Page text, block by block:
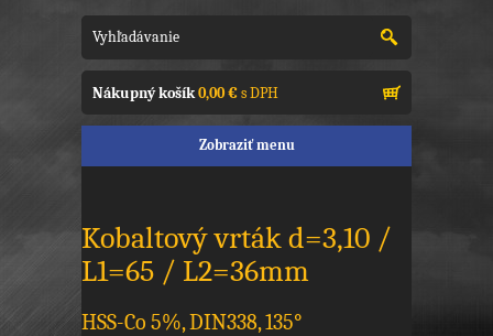
Nákupný košík0,00 €s DPH
Zobraziť menu
Kobaltový vrták d=3,10 /
L1=65 / L2=36mm
HSS-Co 5%, DIN338, 135°